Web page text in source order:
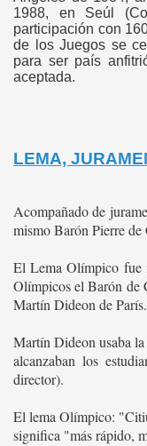
1988, en Seúl
participación con
de los Juegos se
para ser paí­s
aceptada.
LEMA,
Acompañado de
mismo Barón Pierre de
El Lema Olímpico fue
Olímpicos el Barón de
Martín Dideon de París.
Martín Dideon usaba
alcanzaban los
director).
El lema Olímpico:
significa "más rápido,